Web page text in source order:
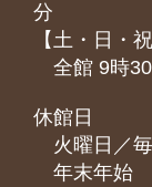
分
【土・日・祝
全館 9時
休館日
火曜日／
年末年始